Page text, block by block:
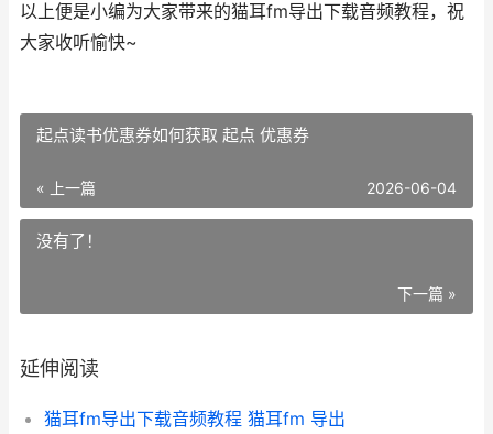
以上便是小编为大家带来的猫耳fm导出下载音频教程，祝
大家收听愉快~
起点读书优惠券如何获取 起点 优惠券
« 上一篇 2026-06-04
没有了！
下一篇 »
延伸阅读
猫耳fm导出下载音频教程 猫耳fm 导出